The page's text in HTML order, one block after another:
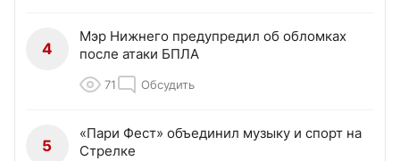
4
Мэр Нижнего предупредил об обломках
после атаки БПЛА
71 Обсудить
5
«Пари Фест» объединил музыку и спорт на
Стрелке